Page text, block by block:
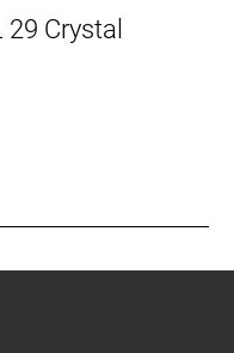
dem Rahmen
Gewicht zu
Anstieg
Crystal